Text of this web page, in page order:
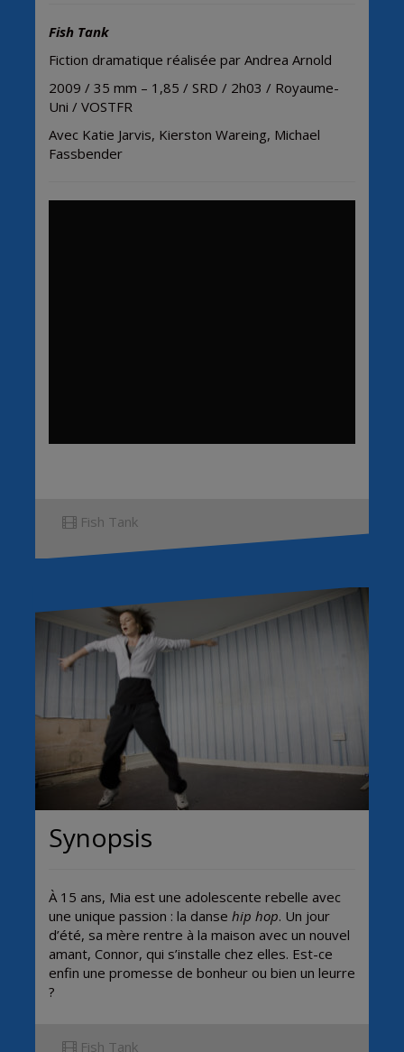
Fish Tank
Fiction dramatique réalisée par Andrea Arnold
2009 / 35 mm – 1,85 / SRD / 2h03 / Royaume-
Uni / VOSTFR
Avec Katie Jarvis, Kierston Wareing, Michael
Fassbender
Fish Tank
Synopsis
À 15 ans, Mia est une adolescente rebelle avec
une unique passion : la danse hip hop. Un jour
d’été, sa mère rentre à la maison avec un nouvel
amant, Connor, qui s’installe chez elles. Est-ce
enfin une promesse de bonheur ou bien un leurre
?
Fish Tank